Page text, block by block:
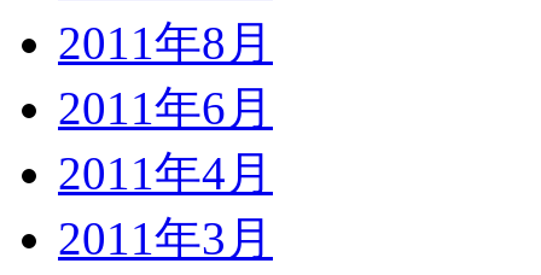
2011年8月
2011年6月
2011年4月
2011年3月